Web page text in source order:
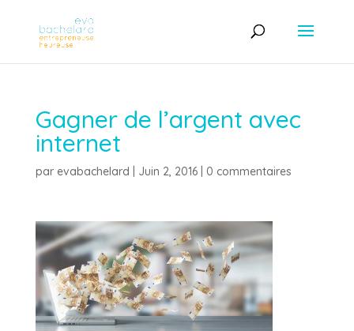
Gagner de l’argent avec
internet
par evabachelard Juin 2, 2016| 0 commentaires